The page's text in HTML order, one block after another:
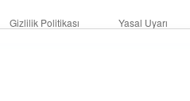
Gizlilik Politikası Yasal Uyarı